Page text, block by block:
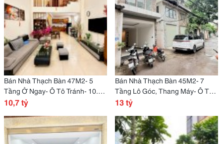
Bán Nhà Thạch Bàn 47M2- 5
Tầng Ở Ngay- Ô Tô Tránh- 10.7
Tỷ
10,7 tỷ
Bán Nhà Thạch Bàn 45M2- 7
Tầng Lô Góc, Thang Máy- Ô Tô
Tránh Đỗ- 13.X Tỷ
13 tỷ